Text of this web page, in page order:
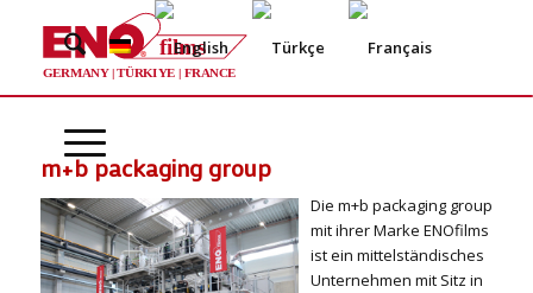
films
®
GERMANY | TÜRKIYE | FRANCE
m+b packaging group
Die m+b packaging group
mit ihrer Marke ENOfilms
ist ein mittelständisches
Unternehmen mit Sitz in